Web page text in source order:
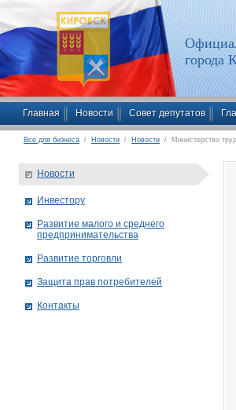
города
Главная Новости Совет депутатов
Все для бизнеса / Новости / Новости / Министерство
Новости
Инвестору
Развитие малого и среднего
предпринимательства
Развитие торговли
Защита прав потребителей
Контакты